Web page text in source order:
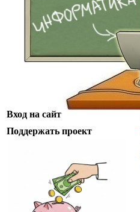
Вход на сайт
Поддержать проект